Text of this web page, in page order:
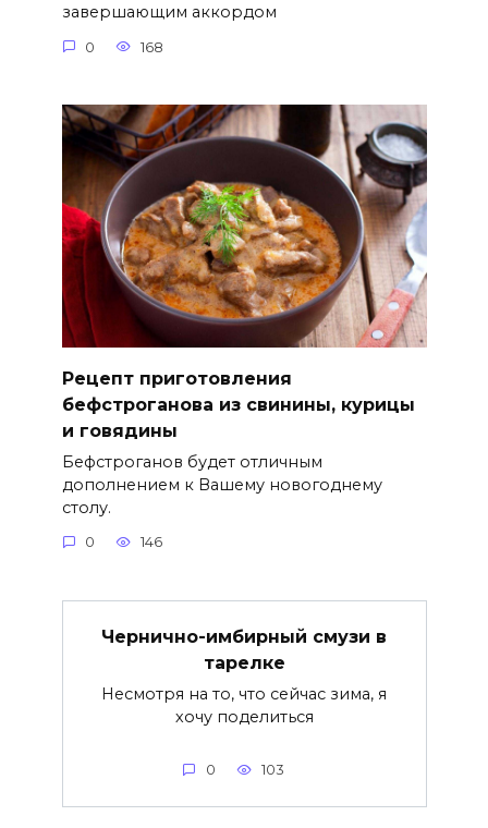
завершающим аккордом
0 168
Рецепт приготовления
бефстроганова из свинины, курицы
и говядины
Бефстроганов будет отличным
дополнением к Вашему новогоднему
столу.
0 146
Чернично-имбирный смузи в
тарелке
Несмотря на то, что сейчас зима, я
хочу поделиться
0 103